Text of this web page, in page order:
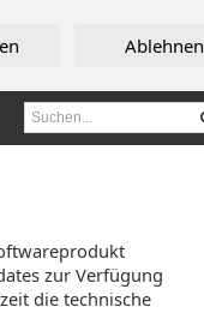
Ablehnen
zur Verfügung
die technische